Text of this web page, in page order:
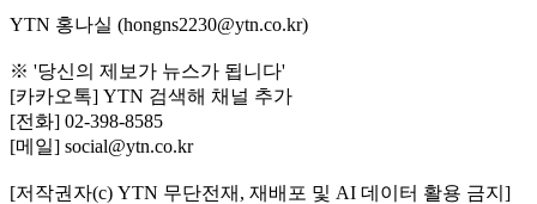
YTN 홍나실 (hongns2230@ytn.co.kr)
※ '당신의 제보가 뉴스가 됩니다'
[카카오톡] YTN 검색해 채널 추가
[전화] 02-398-8585
[메일] social@ytn.co.kr
[저작권자(c) YTN 무단전재, 재배포 및 AI 데이터 활용 금지]